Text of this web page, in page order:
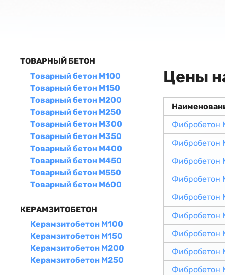
ТОВАРНЫЙ БЕТОН
Товарный бетон М100
Товарный бетон М150
Товарный бетон М200
Товарный бетон М250
Товарный бетон М300
Товарный бетон М350
Товарный бетон М400
Товарный бетон М450
Товарный бетон М550
Товарный бетон М600
КЕРАМЗИТОБЕТОН
Керамзитобетон М100
Керамзитобетон М150
Керамзитобетон М200
Керамзитобетон М250
Цены
Фибробетон
Фибробетон
Фибробетон
Фибробетон
Фибробетон
Фибробетон
Фибробетон
Фибробетон
Фибробетон